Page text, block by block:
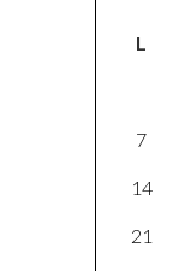
L
7
14
21